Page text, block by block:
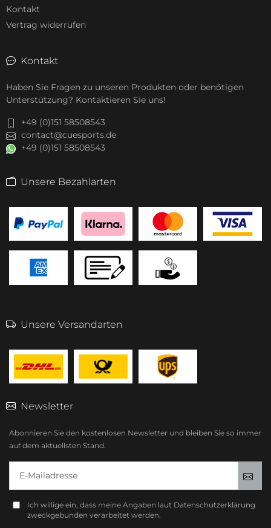
Kontakt
Vertrag widerrufen
Kontakt
Haben Sie Fragen zu unseren Produkten oder benötigen
Unterstützung? Kontaktieren Sie uns!
+49 (0)151 58508543
contact@cuesports.de
+49 (0)151 58508543
Unsere Bezahlarten
Unsere Versandarten
Newsletter
Abonnieren Sie den kostenlosen Newsletter und bleiben Sie so immer
auf dem aktuellsten Stand.
Ich willige ein, dass meine Angaben laut Datenschutzerklärung
zweckgebunden verarbeitet werden.